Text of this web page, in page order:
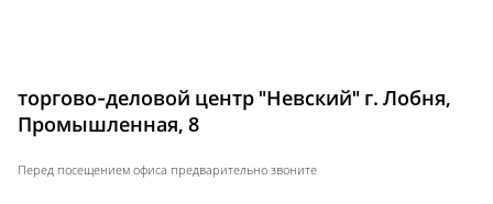
торгово-деловой центр "Невский" г. Лобня,
Промышленная, 8
Перед посещением офиса предварительно звоните